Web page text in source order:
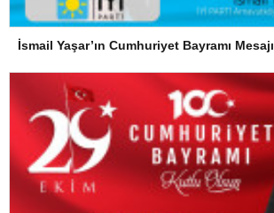
İsmail Yaşar’ın Cumhuriyet Bayramı Mesajı